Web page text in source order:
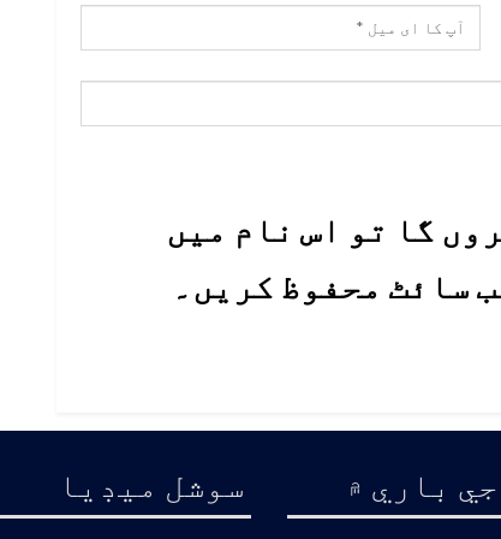
گا تو اس نام میں
سائٹ محفوظ کریں۔
باري ۾ سوشل ميڊيا